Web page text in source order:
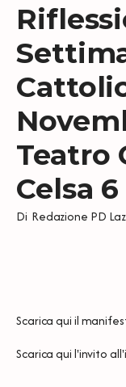
Teatro
Celsa
Di Redazione PD
Scarica quiil
Scarica quil'invito